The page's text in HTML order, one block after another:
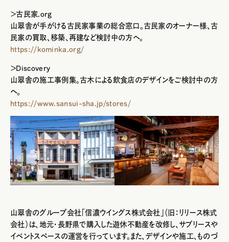
＞古民家.org
山翠舎が手がける古民家事業の総合窓口。古民家のオーナー様、古
民家の買取、移築、再建など検討中の方へ。
https://kominka.org/
＞Discovery
山翠舎の施工事例集。古木による飲食店のデザインをご検討中の方
へ。
https://www.sansui-sha.jp/stores/
山翠舎のグループ会社「信濃ウイングス株式会社」（旧：リリース株式
会社）は、地元・長野県で購入した遊休不動産を改修し、サブリースや
イベントスペースの運営を行っています。また、デザインや施工、ものづ